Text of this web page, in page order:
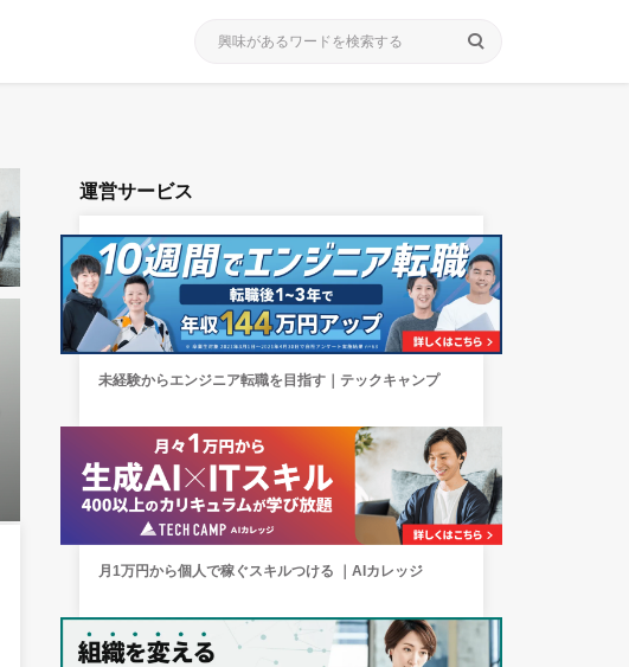
search
運営サービス
未経験からエンジニア転職を目指す｜テックキャンプ
月1万円から個人で稼ぐスキルつける ｜AIカレッジ